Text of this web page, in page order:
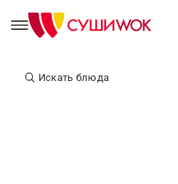
Искать блюда